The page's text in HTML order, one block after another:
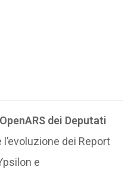
dei Deputati
dei Report
e